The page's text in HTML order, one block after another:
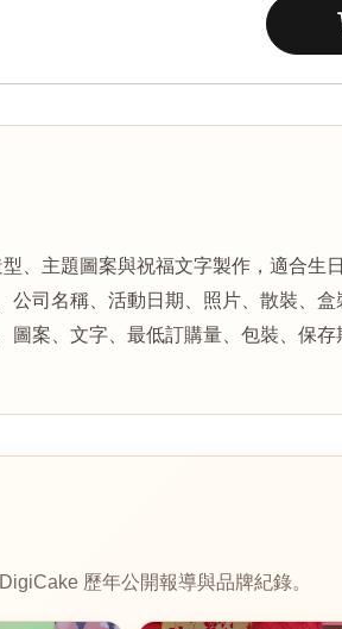
、主題圖案與祝福文字製作，適合
公司名稱、活動日期、照片、散裝、
案、文字、最低訂購量、包裝、保
歷年公開報導與品牌紀錄。